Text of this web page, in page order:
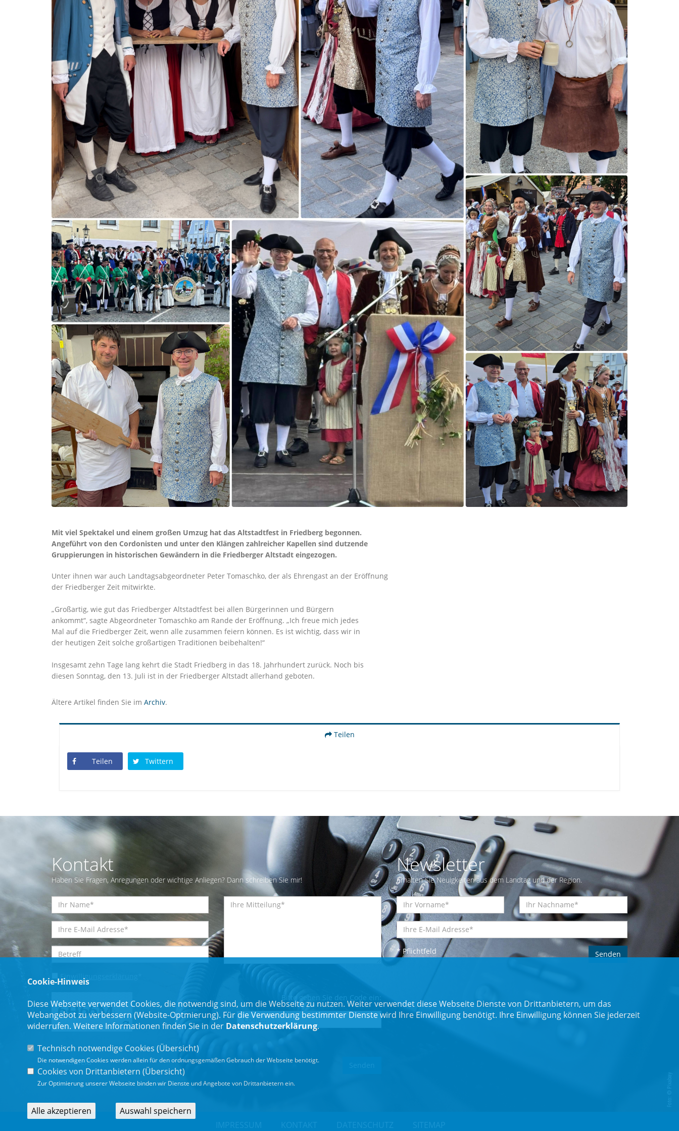
Mit viel Spektakel und einem großen Umzug hat das Altstadtfest in Friedberg begonnen.
Angeführt von den Cordonisten und unter den Klängen zahlreicher Kapellen sind dutzende
Gruppierungen in historischen Gewändern in die Friedberger Altstadt eingezogen.
Unter ihnen war auch Landtagsabgeordneter Peter Tomaschko, der als Ehrengast an der Eröffnung
der Friedberger Zeit mitwirkte.
Großartig, wie gut das Friedberger Altstadtfest bei allen Bürgerinnen und Bürgern
ankommt“, sagte Abgeordneter Tomaschko am Rande der Eröffnung. „Ich freue mich jedes
Mal auf die Friedberger Zeit, wenn alle zusammen feiern können. Es ist wichtig, dass wir in
der heutigen Zeit solche großartigen Traditionen beibehalten!“
Insgesamt zehn Tage lang kehrt die Stadt Friedberg in das 18. Jahrhundert zurück. Noch bis
diesen Sonntag, den 13. Juli ist in der Friedberger Altstadt allerhand geboten.
Ältere Artikel finden Sie im Archiv.
Teilen
Teilen Twittern
Kontakt
Haben Sie Fragen, Anregungen oder wichtige Anliegen? Dann schreiben Sie mir!
Einwilligungserklärung
Bitte geben Sie den Code ein:
* Pflichtfeld
Newsletter
Erhalten Sie Neuigkeiten aus dem Landtag und der Region.
* Pflichtfeld
IMPRESSUM KONTAKT DATENSCHUTZ SITEMAP
Cookie-Hinweis
Diese Webseite verwendet Cookies, die notwendig sind, um die Webseite zu nutzen. Weiter verwendet diese Webseite Dienste von Drittanbietern, um das
Webangebot zu verbessern (Website-Optmierung). Für die Verwendung bestimmter Dienste wird Ihre Einwilligung benötigt. Ihre Einwilligung können Sie jederzeit
widerrufen. Weitere Informationen finden Sie in der Datenschutzerklärung.
Technisch notwendige Cookies (Übersicht)
Die notwendigen Cookies werden allein für den ordnungsgemäßen Gebrauch der Webseite benötigt.
Cookies von Drittanbietern (Übersicht)
Zur Optimierung unserer Webseite binden wir Dienste und Angebote von Drittanbietern ein.
Alle akzeptieren Auswahl speichern